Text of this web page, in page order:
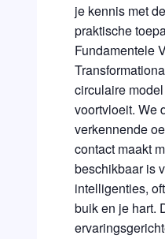
je kennis met
praktische
Fundamentele
circulaire
voortvloeit. We
verkennende
contact maakt
beschikbaar is
intelligenties,
buik en je hart.